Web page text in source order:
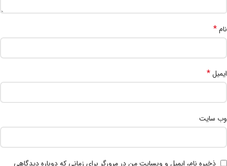
نام*
ایمیل*
وب‌ سایت
ذخیره نام، ایمیل و وبسایت من در مرورگر برای زمانی که دوباره دیدگاهی